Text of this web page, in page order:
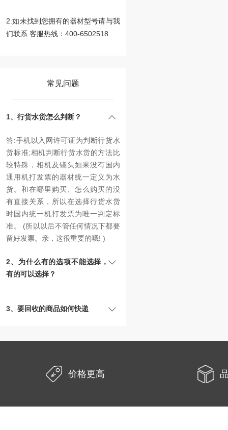
2.如未找到您拥有的器材型号请与我
们联系 客服热线：400-6502518
常见问题
1、行货水货怎么判断？
答:手机以入网许可证为判断行货水
货标准;相机判断行货水货的方法比
较特殊，相机及镜头如果没有国内
通用机打发票的器材统一定义为水
货。和在哪里购买、怎么购买的没
有直接关系，所以在选择行货水货
时国内统一机打发票为唯一判定标
准。 (所以以后不管任何情况下都要
留好发票。亲，这很重要的哦! )
2、为什么有的选项不能选择，
有的可以选择？
3、要回收的商品如何快递
价格更高